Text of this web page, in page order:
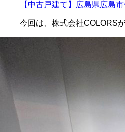
【中古戸建て】広島県広島
今回は、株式会社COLORS